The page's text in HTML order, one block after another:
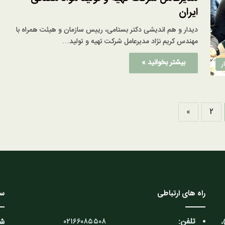
ایران
دیدار و هم اندیشی دکتر بستامی، رییس سازمان و هیئت همراه با
مهندس کریم نژاد مدیرعامل شرکت تهیه و تولید…
بیشتر بخوانید »
2
»
راه های ارتباطی
تلفن: ۰۲۱۶۶۰۸۵۵۰۸